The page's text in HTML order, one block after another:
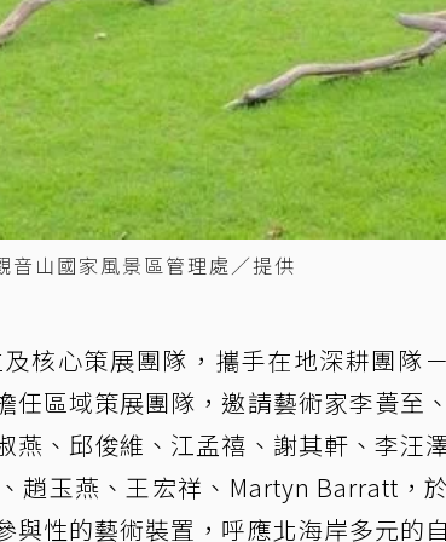
山國家風景區管理處／提供
核心策展團隊，攜手在地深耕團隊
任區域策展團隊，邀請藝術家李蕢至
燕、邱俊維、江孟禧、謝其軒、李汪
趙玉燕、王宏祥、Martyn Barratt，
與性的藝術裝置，呼應北海岸多元的